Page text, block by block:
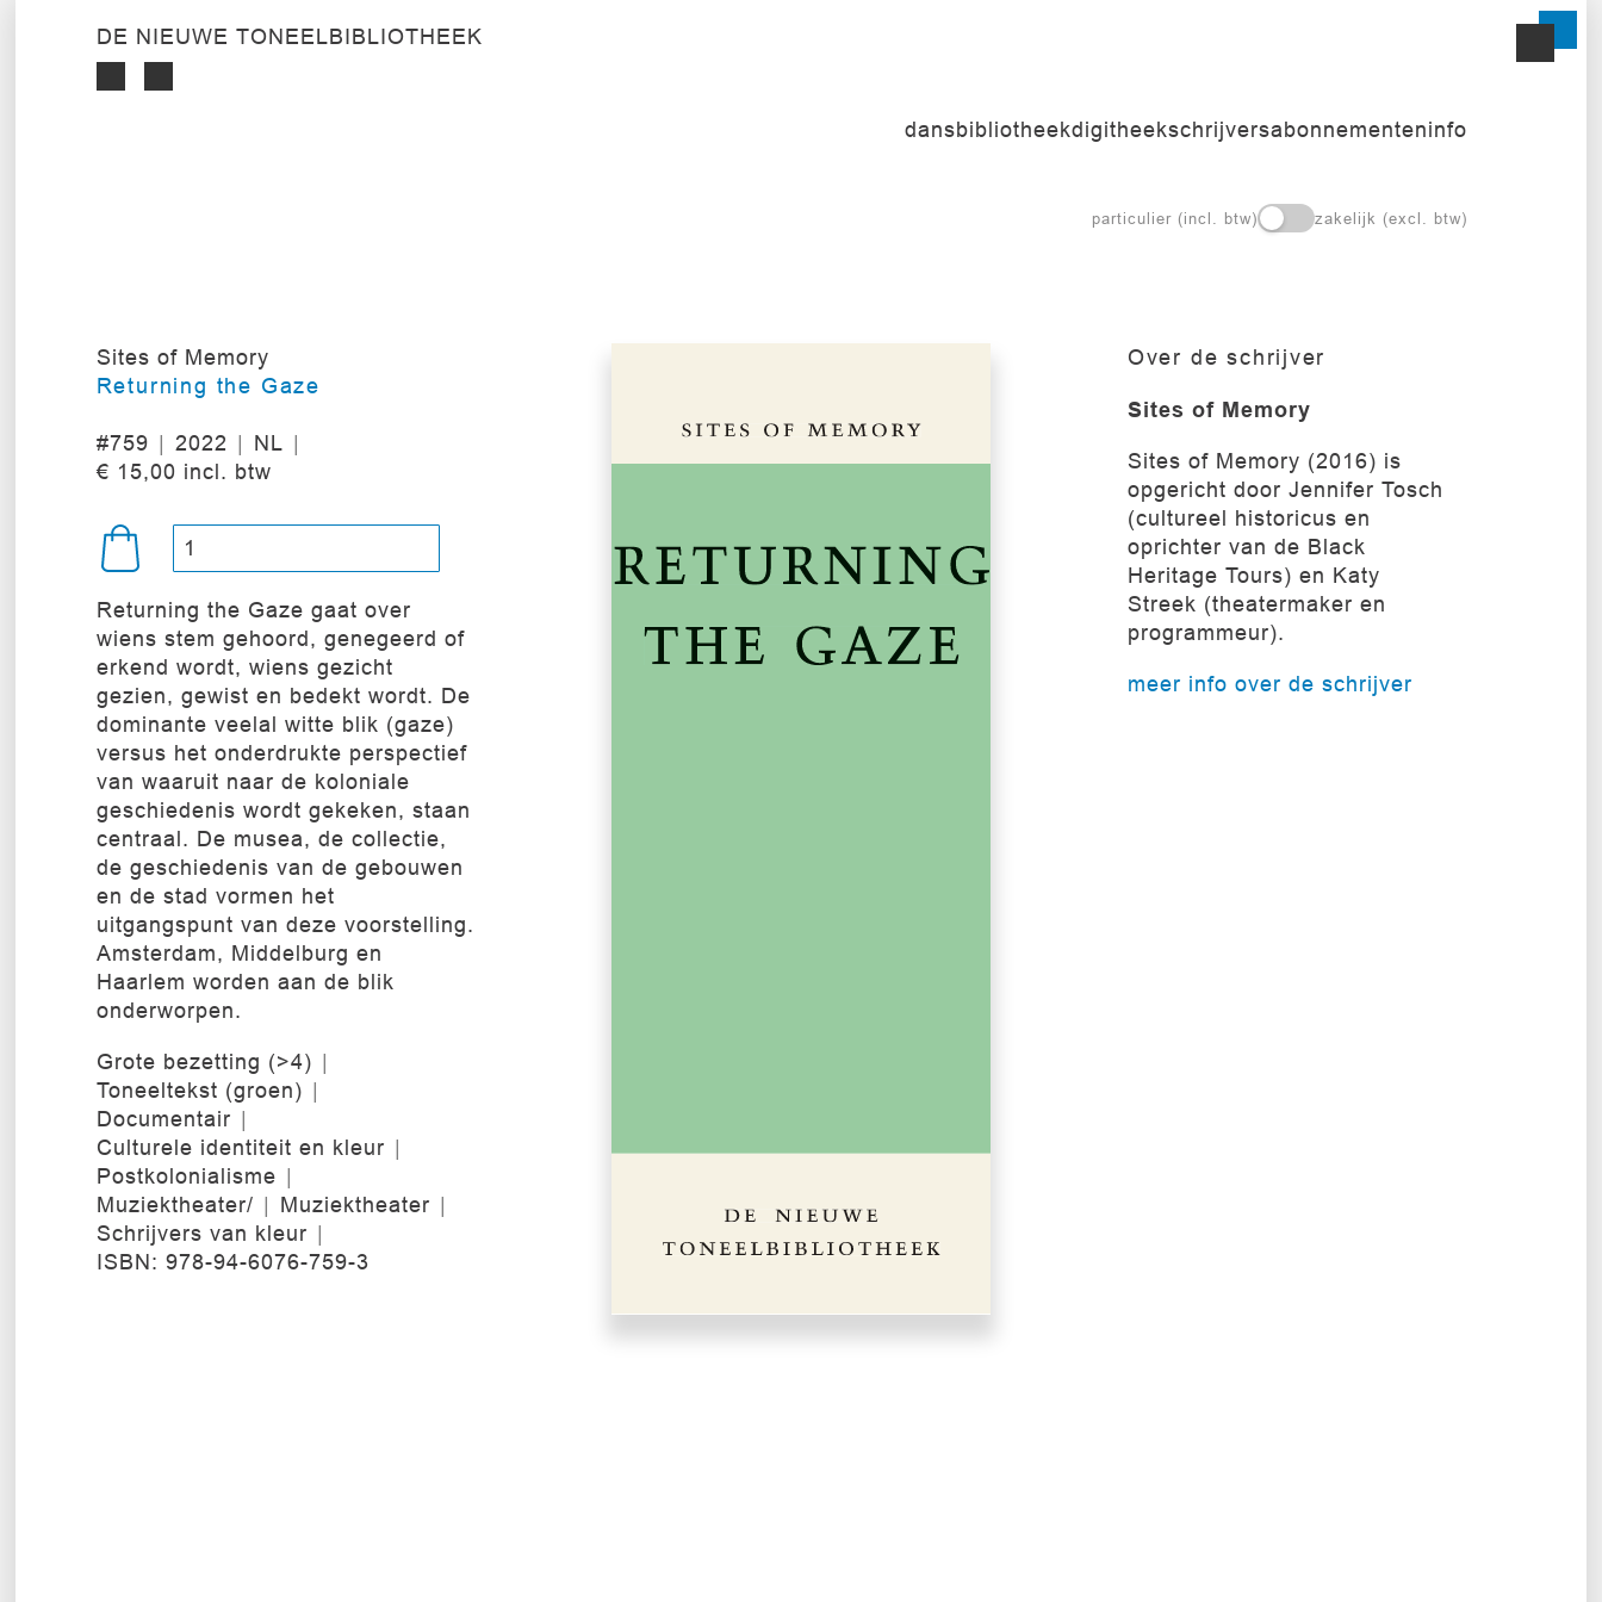
DE NIEUWE TONEELBIBLIOTHEEK
dansbibliotheekdigitheekschrijversabonnementeninfo
particulier (incl. btw) zakelijk (excl. btw)
Sites of Memory
Returning the Gaze
#759 2022
NL
€ 15,00 incl. btw
Returning the Gaze gaat over
wiens stem gehoord, genegeerd of
erkend wordt, wiens gezicht
gezien, gewist en bedekt wordt. De
dominante veelal witte blik (gaze)
versus het onderdrukte perspectief
van waaruit naar de koloniale
geschiedenis wordt gekeken, staan
centraal. De musea, de collectie,
de geschiedenis van de gebouwen
en de stad vormen het
uitgangspunt van deze voorstelling.
Amsterdam, Middelburg en
Haarlem worden aan de blik
onderworpen.
Grote bezetting (>4)
Toneeltekst (groen)
Documentair
Culturele identiteit en kleur
Postkolonialisme
Muziektheater/
Muziektheater
Schrijvers van kleur
ISBN: 978-94-6076-759-3
Over de schrijver
Sites of Memory
Sites of Memory (2016) is
opgericht door Jennifer Tosch
(cultureel historicus en
oprichter van de Black
Heritage Tours) en Katy
Streek (theatermaker en
programmeur).
meer info over de schrijver